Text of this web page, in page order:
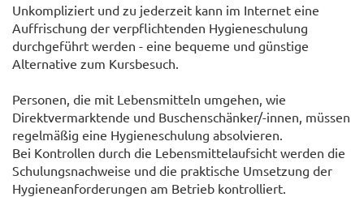
Unkompliziert und zu jederzeit kann im Internet eine
Auffrischung der verpflichtenden Hygieneschulung
durchgeführt werden - eine bequeme und günstige
Alternative zum Kursbesuch.
Personen, die mit Lebensmitteln umgehen, wie
Direktvermarktende und Buschenschänker/-innen, müssen
regelmäßig eine Hygieneschulung absolvieren.
Bei Kontrollen durch die Lebensmittelaufsicht werden die
Schulungsnachweise und die praktische Umsetzung der
Hygieneanforderungen am Betrieb kontrolliert.